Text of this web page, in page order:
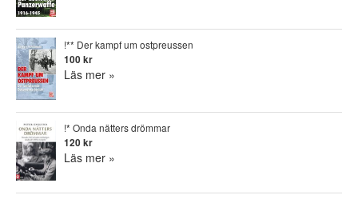
!** Der kampf um ostpreussen
100 kr
Läs mer »
!* Onda nätters drömmar
120 kr
Läs mer »